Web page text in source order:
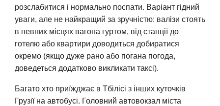
розслабитися і нормально поспати. Варіант гідний
уваги, але не найкращий за зручністю: валізи стоять
в певних місцях вагона гуртом, від станції до
готелю або квартири доводиться добиратися
окремо (якщо дуже рано або погана погода,
доведеться додатково викликати таксі).
Багато хто приїжджає в Тбілісі з інших куточків
Грузії на автобусі. Головний автовокзал міста